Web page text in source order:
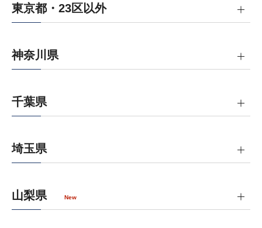
東京都・23区以外
神奈川県
千葉県
埼玉県
山梨県 New